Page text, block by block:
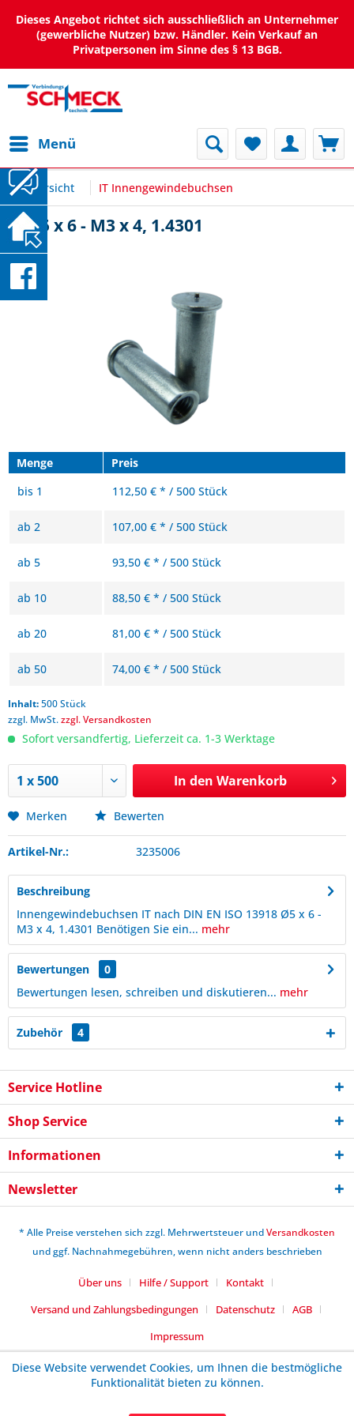
Dieses Angebot richtet sich ausschließlich an Unternehmer
(gewerbliche Nutzer) bzw. Händler. Kein Verkauf an
Privatpersonen im Sinne des § 13 BGB.
Menü
Übersicht IT Innengewindebuchsen
IT Ø5 x 6 - M3 x 4, 1.4301
Menge
Preis
bis 1 112,50 € * / 500 Stück
ab 2 107,00 € * / 500 Stück
ab 5 93,50 € * / 500 Stück
ab 10 88,50 € * / 500 Stück
ab 20 81,00 € * / 500 Stück
ab 50 74,00 € * / 500 Stück
Inhalt:500 Stück
zzgl. MwSt.zzgl. Versandkosten
Sofort versandfertig, Lieferzeit ca. 1-3 Werktage
In den Warenkorb
Merken Bewerten
Artikel-Nr.: 3235006
Beschreibung
Innengewindebuchsen IT nach DIN EN ISO 13918 Ø5 x 6 -
M3 x 4, 1.4301 Benötigen Sie ein... mehr
Bewertungen
0
Bewertungen lesen, schreiben und diskutieren... mehr
Zubehör 4
Service Hotline
Shop Service
Informationen
Newsletter
* Alle Preise verstehen sich zzgl. Mehrwertsteuer undVersandkosten
und ggf. Nachnahmegebühren, wenn nicht anders beschrieben
Über uns Hilfe / Support
Kontakt
Versand und Zahlungsbedingungen
Datenschutz
AGB
Impressum
Diese Website verwendet Cookies, um Ihnen die bestmögliche
Funktionalität bieten zu können.